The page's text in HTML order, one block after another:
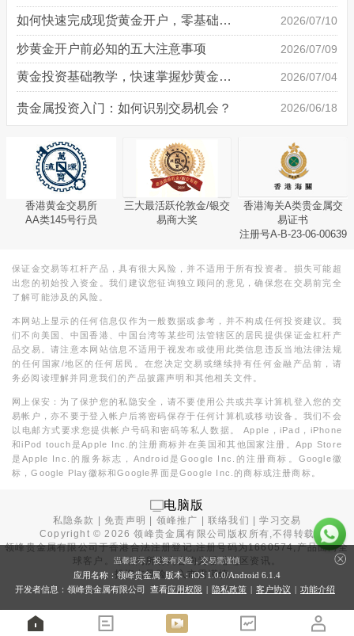
如何快速完成现货黄金开户，零基础也能轻松上手 2026/07/10
炒黄金开户前必知的五大注意事项 2026/07/09
黄金投资基础教学，快速掌握炒黄金技巧 2026/07/04
贵金属投资入门：如何识别交易机会？ 2026/06/18
香港黄金交易所
AA类145号行员
三大最活跃伦敦金/银交
易商大奖
香港海关A类贵金属交
易证书
注册号A-B-23-06-00639
保证金交易等杠杆产品，具有很大风险，并不适用于所有投资者。损失可能超
出您的初始投入资金。我们建议您征询独立顾问的意见，确保您在交易前完全
了解可能涉及的风险。
本网站上显示的任何信息仅作为一般数据或参考，并不构成任何投资建议。我
们不向美国、中国香港、中国台湾等某些司法管辖区的居民提供保证金杠杆产
品交易。请注意本网站信息不适用于视发布或使用此类信息违反当地法律法规
的任何国家/地区的任何居民。在您决定交易或继续持有任何金融产品前，请
务必阅读理解并同意我们的产品披露声明和其他相关文件。
网上保安：为了保护您的私隐安全，请不要使用公共或共享计算机登入您的交
易帐户，亦不要于登入帐户后将密码保存于任何计算机或移动设备。我们不会
以电邮方式要求您提供帐户号码和密码等私人数据。 Apple，iPad，iPhone
和iPod touch是Apple Inc.的注册商标并在美国和其他国家注册。App Store
是Apple Inc.的服务标志，Android是Google Inc.的注册商标。Google徽
标，Google Play徽标和Google界面是Google Inc.的商标或注册商标。
电脑版
私隐条款 |免责声明 | 领峰推广 |联络我们 |学习交易
Copyright © 2026 领峰贵金属有限公司版权所有,不得转载
领峰贵金属有限公司于香港合法注册登记,注册号码为1660574,产品面向全
球客户。本站内所有内容均为香港地区资讯。
投资有风险，入市需谨慎。
温馨提示：投资有风险，交易需谨慎
应用名称：领峰贵金属 版本：iOS 1.0.0/Android 6.1.4
开发者信息：领峰贵金属有限公司 查看应用权限 | 隐私政策 | 客户协议 | 功能介绍